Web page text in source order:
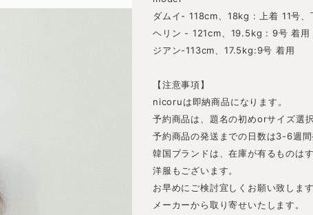
ダムイ- 118cm、18kg : 上着 11号、
ヘリン - 121cm、19.5kg : 9号 着用
ジアン-113cm、17.5kg:9号 着用
【注意事項】
nicoruは即納商品になります。
予約商品は、題名の初めorサイズ選
予約商品の発送までの日数は3-6週間
韓国ブランドは、在庫が有るものは
洋服もございます。
お早めにご検討宜しくお願い致します
メーカーから取り寄せいたします。